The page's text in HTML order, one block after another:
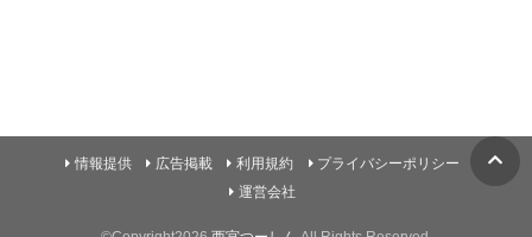
情報提供 広告掲載 利用規約
プライバシーポリシー
運営会社